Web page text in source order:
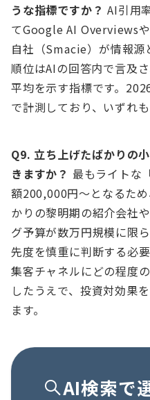
うな指標ですか？ AI引用
てGoogle AI Overviews
自社（Smacie）が情報
順位はAIの回答内で言及
平均を示す指標です。
で計測しており、いずれ
Q9. 立ち上げたばかりの
きますか？ 最もライトな
額200,000円〜となるた
かりの黎明期の紹介会社
グ予算が数万円規模に限
先度を慎重に判断する必
集客チャネルにどの程度
したうえで、投資対効果
ます。
AI検索で